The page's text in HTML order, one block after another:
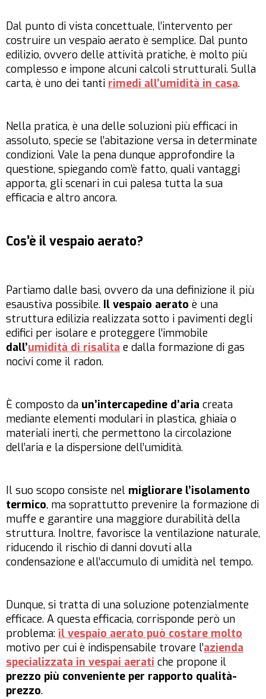
Dal punto di vista concettuale, l’intervento per
costruire un vespaio aerato è semplice. Dal punto
edilizio, ovvero delle attività pratiche, è molto più
complesso e impone alcuni calcoli strutturali. Sulla
carta, è uno dei tanti rimedi all’umidità in casa.
Nella pratica, è una delle soluzioni più efficaci in
assoluto, specie se l’abitazione versa in determinate
condizioni. Vale la pena dunque approfondire la
questione, spiegando com’è fatto, quali vantaggi
apporta, gli scenari in cui palesa tutta la sua
efficacia e altro ancora.
Cos’è il vespaio aerato?
Partiamo dalle basi, ovvero da una definizione il più
esaustiva possibile. Il vespaio aerato è una
struttura edilizia realizzata sotto i pavimenti degli
edifici per isolare e proteggere l’immobile
dall’umidità di risalita e dalla formazione di gas
nocivi come il radon.
È composto da un’intercapedine d’aria creata
mediante elementi modulari in plastica, ghiaia o
materiali inerti, che permettono la circolazione
dell’aria e la dispersione dell’umidità.
Il suo scopo consiste nel migliorare l’isolamento
termico, ma soprattutto prevenire la formazione di
muffe e garantire una maggiore durabilità della
struttura. Inoltre, favorisce la ventilazione naturale,
riducendo il rischio di danni dovuti alla
condensazione e all’accumulo di umidità nel tempo.
Dunque, si tratta di una soluzione potenzialmente
efficace. A questa efficacia, corrisponde però un
problema: il vespaio aerato può costare molto
motivo per cui è indispensabile trovare l’azienda
specializzata in vespai aerati che propone il
prezzo più conveniente per rapporto qualità-
prezzo.